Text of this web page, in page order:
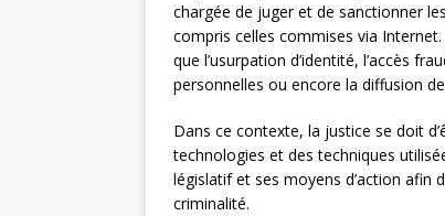
chargée de juger et de sanctionner
compris celles commises via Internet.
que l’usurpation d’identité, l’accès
personnelles ou encore la diffusion
Dans ce contexte, la justice se doit
technologies et des techniques
législatif et ses moyens d’action afin
criminalité.